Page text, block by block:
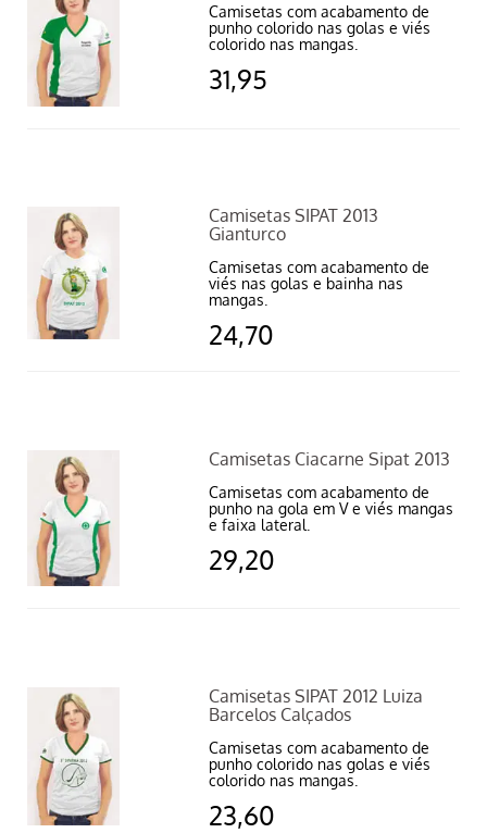
Camisetas com acabamento de
punho colorido nas golas e viés
colorido nas mangas.
31,95
Camisetas SIPAT 2013
Gianturco
Camisetas com acabamento de
viés nas golas e bainha nas
mangas.
24,70
Camisetas Ciacarne Sipat 2013
Camisetas com acabamento de
punho na gola em V e viés mangas
e faixa lateral.
29,20
Camisetas SIPAT 2012 Luiza
Barcelos Calçados
Camisetas com acabamento de
punho colorido nas golas e viés
colorido nas mangas.
23,60